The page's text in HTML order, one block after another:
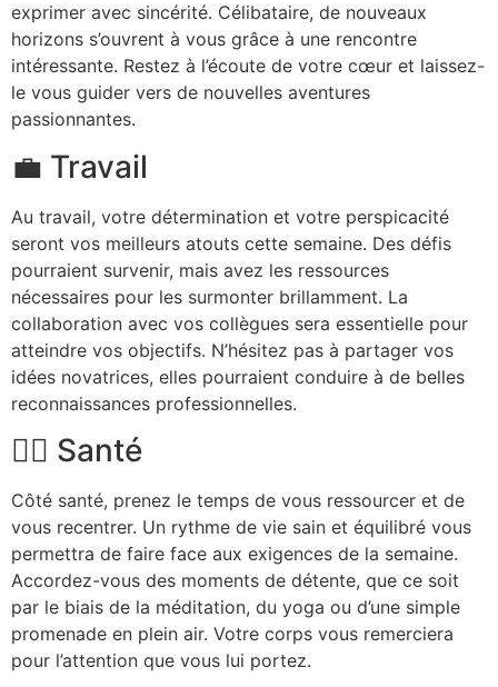
exprimer avec sincérité. Célibataire, de nouveaux
horizons s’ouvrent à vous grâce à une rencontre
intéressante. Restez à l’écoute de votre cœur et laissez-
le vous guider vers de nouvelles aventures
passionnantes.
💼 Travail
Au travail, votre détermination et votre perspicacité
seront vos meilleurs atouts cette semaine. Des défis
pourraient survenir, mais avez les ressources
nécessaires pour les surmonter brillamment. La
collaboration avec vos collègues sera essentielle pour
atteindre vos objectifs. N’hésitez pas à partager vos
idées novatrices, elles pourraient conduire à de belles
reconnaissances professionnelles.
🧘‍♂️ Santé
Côté santé, prenez le temps de vous ressourcer et de
vous recentrer. Un rythme de vie sain et équilibré vous
permettra de faire face aux exigences de la semaine.
Accordez-vous des moments de détente, que ce soit
par le biais de la méditation, du yoga ou d’une simple
promenade en plein air. Votre corps vous remerciera
pour l’attention que vous lui portez.